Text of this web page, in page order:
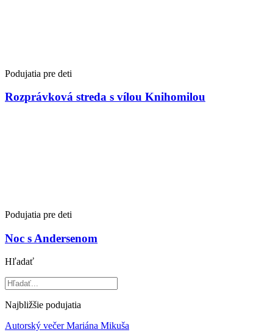
Podujatia pre deti
Rozprávková streda s vílou Knihomilou
Podujatia pre deti
Noc s Andersenom
Hľadať
Najbližšie podujatia
Autorský večer Mariána Mikuša